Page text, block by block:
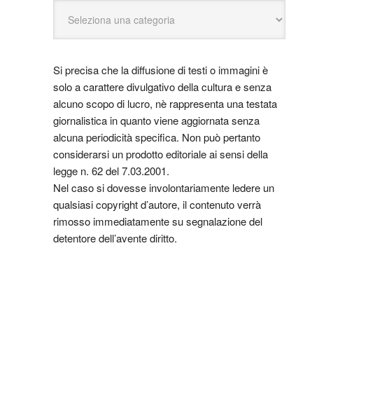
Si precisa che la diffusione di testi o immagini è
solo a carattere divulgativo della cultura e senza
alcuno scopo di lucro, nè rappresenta una testata
giornalistica in quanto viene aggiornata senza
alcuna periodicità specifica. Non può pertanto
considerarsi un prodotto editoriale ai sensi della
legge n. 62 del 7.03.2001.
Nel caso si dovesse involontariamente ledere un
qualsiasi copyright d’autore, il contenuto verrà
rimosso immediatamente su segnalazione del
detentore dell’avente diritto.